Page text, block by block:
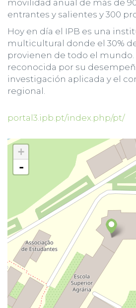
movilidad anual de más de
entrantes y salientes y 300
Hoy en día el IPB es una
multicultural donde el 30%
provienen de todo el mundo.
reconocida por su
investigación aplicada y el
regional.
portal3.ipb.pt/index.php/pt/
+
-